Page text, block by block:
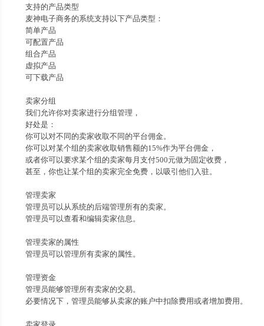
支持的产品类型
麦神电子商务的系统支持以下产品类型：
简单产品
可配置产品
组合产品
虚拟产品
可下载产品
卖家分组
我们允许你对卖家进行分组管理，
好处是：
你可以对不同的卖家收取不同的平台佣金。
你可以对某个组的卖家收取销售额的15%作为平台佣金，
或者你可以要求某个组的卖家每月支付500元做为固定收费，
甚至，你也让某个组的卖家完全免费，以吸引他们入驻。
管理卖家
管理员可以从系统的后端管理所有的卖家。
管理员可以查看和编辑卖家信息。
管理卖家的属性
管理员可以管理所有卖家的属性。
管理资金
管理员能够管理所有卖家的交易。
必要情况下，管理员能够从卖家的账户中扣除费用或者增加费用。